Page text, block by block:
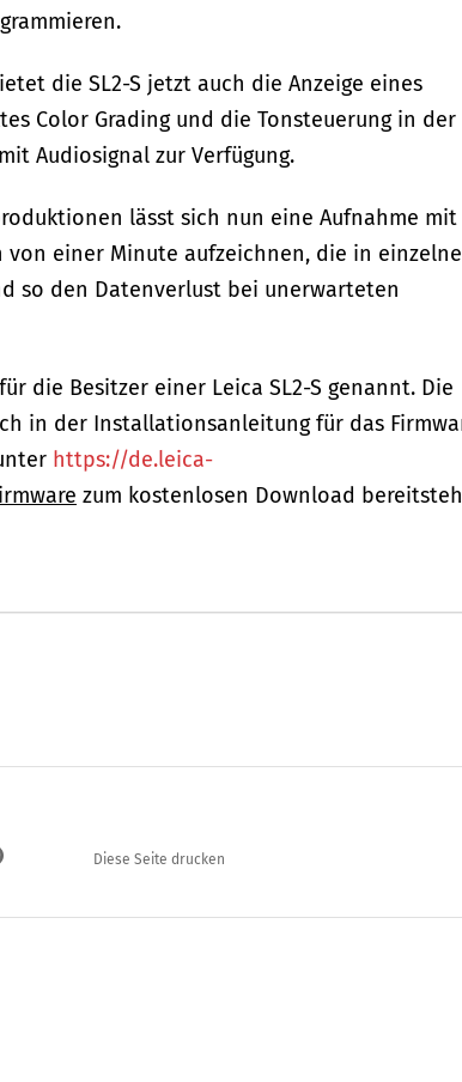
die SL2-S jetzt auch die Anzeige eines
Color Grading und die Tonsteuerung in der
Audiosignal zur Verfügung.
lässt sich nun eine Aufnahme
einer Minute aufzeichnen, die in
so den Datenverlust bei unerwarteten
die Besitzer einer Leica SL2-S genannt. Die
in der Installationsanleitung für das
https://de.leica-
zum kostenlosen Download
Diese Seite drucken